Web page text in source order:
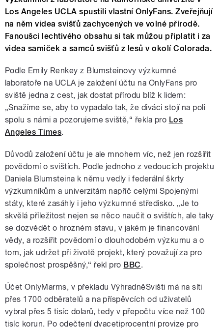
Los Angeles UCLA spustili vlastní OnlyFans. Zveřejňují
na něm videa svišťů zachycených ve volné přírodě.
Fanoušci lechtivého obsahu si tak můžou připlatit i za
videa samiček a samců svišťů z lesů v okolí Colorada.
Podle Emily Renkey z Blumsteinovy výzkumné
laboratoře na UCLA je založení účtu na OnlyFans pro
sviště jedna z cest, jak dostat přírodu blíž k lidem:
„Snažíme se, aby to vypadalo tak, že diváci stojí na poli
spolu s námi a pozorujeme sviště,“ řekla pro Los
Angeles Times.
Důvodů založení účtu je ale mnohem víc, než jen rozšířit
povědomí o svištích. Podle jednoho z vedoucích projektu
Daniela Blumsteina k němu vedly i federální škrty
výzkumníkům a univerzitám napříč celými Spojenými
státy, které zasáhly i jeho výzkumné středisko. „Je to
skvělá příležitost nejen se něco naučit o svištích, ale taky
se dozvědět o hrozném stavu, v jakém je financování
vědy, a rozšířit povědomí o dlouhodobém výzkumu a o
tom, jak udržet při životě projekt, který považují za pro
společnost prospěšný,“ řekl pro BBC.
Účet OnlyMarms, v překladu VýhradněSvišti má na síti
přes 1700 odběratelů a na příspěvcích od uživatelů
vybral přes 5 tisíc dolarů, tedy v přepočtu více než 100
tisíc korun. Po odečtení dvacetiprocentní provize pro